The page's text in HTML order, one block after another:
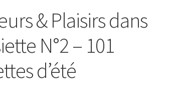
& Plaisirs dans
N°2 – 101
d’été